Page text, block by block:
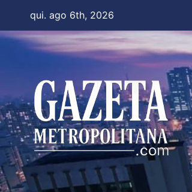
content
qui. ago 6th, 2026